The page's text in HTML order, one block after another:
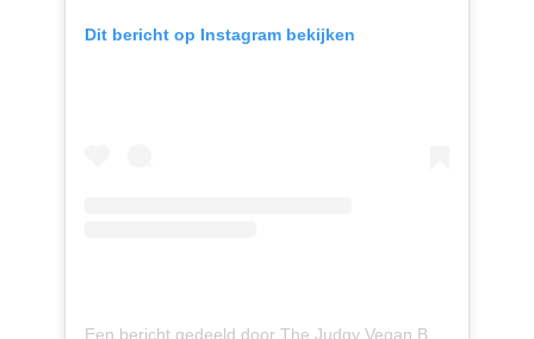
Dit bericht op Instagram bekijken
Een bericht gedeeld door The Judgy Vegan Brussels 🐰 (@thejudgyvegan)